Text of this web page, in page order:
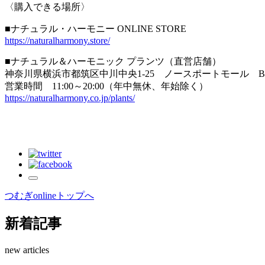
〈購入できる場所〉
■ナチュラル・ハーモニー ONLINE STORE
https://naturalharmony.store/
■ナチュラル＆ハーモニック プランツ（直営店舗）
神奈川県横浜市都筑区中川中央1-25 ノースポートモール
営業時間 11:00～20:00（年中無休、年始除く）
https://naturalharmony.co.jp/plants/
つむぎonlineトップへ
新着記事
new articles